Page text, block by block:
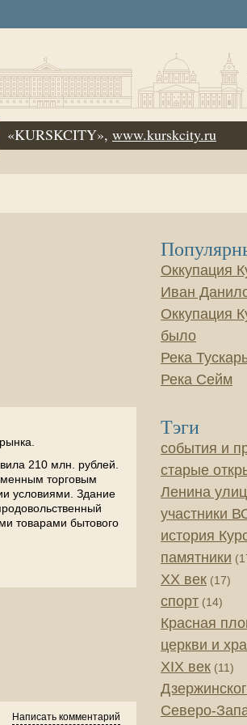
«KURSKCITY», www.kurskcity.ru
210 млн. рублей.
торговым
условиями. Здание
товарами бытового
Написать комментарий
Оккупация
Иван
Оккупация
было
Река
Река Сейм
Тэги
события и
старые
Ленина
участники
история
памятники
XX век (17)
спорт (14)
Красная
церкви и
XIX век (11)
Северо-